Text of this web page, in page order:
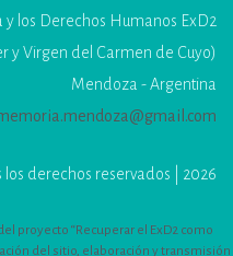
y los Derechos Humanos ExD2
y Virgen del Carmen de Cuyo)
Mendoza - Argentina
los derechos reservados | 2026
proyecto “Recuperar el ExD2 como
del sitio, elaboración y transmisión